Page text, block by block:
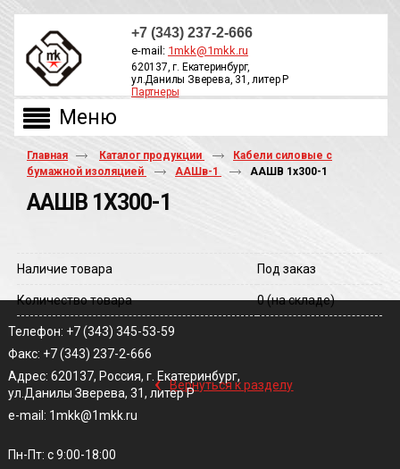
+7 (343) 237-2-666
e-mail: 1mkk@1mkk.ru
620137, г. Екатеринбург,
ул.Данилы Зверева, 31, литер Р
Партнеры
Главная Каталог продукции
Кабели силовые с
бумажной изоляцией
ААШв-1 ААШВ 1х300-1
ААШВ 1Х300-1
Наличие товара Под заказ
Количество товара 0(на складе)
‹ Вернуться к разделу
Телефон: +7 (343) 345-53-59
Факс: +7 (343) 237-2-666
Адрес: 620137, Россия, г. Екатеринбург,
ул.Данилы Зверева, 31, литер Р
e-mail: 1mkk@1mkk.ru
Пн-Пт: с 9:00-18:00